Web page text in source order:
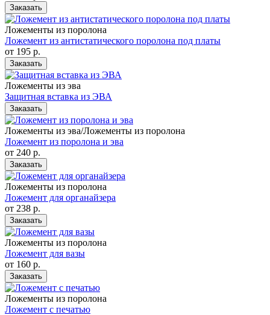
Заказать
Ложементы из поролона
Ложемент из антистатического поролона под платы
от 195 р.
Заказать
Ложементы из эва
Защитная вставка из ЭВА
Заказать
Ложементы из эва/Ложементы из поролона
Ложемент из поролона и эва
от 240 р.
Заказать
Ложементы из поролона
Ложемент для органайзера
от 238 р.
Заказать
Ложементы из поролона
Ложемент для вазы
от 160 р.
Заказать
Ложементы из поролона
Ложемент c печатью